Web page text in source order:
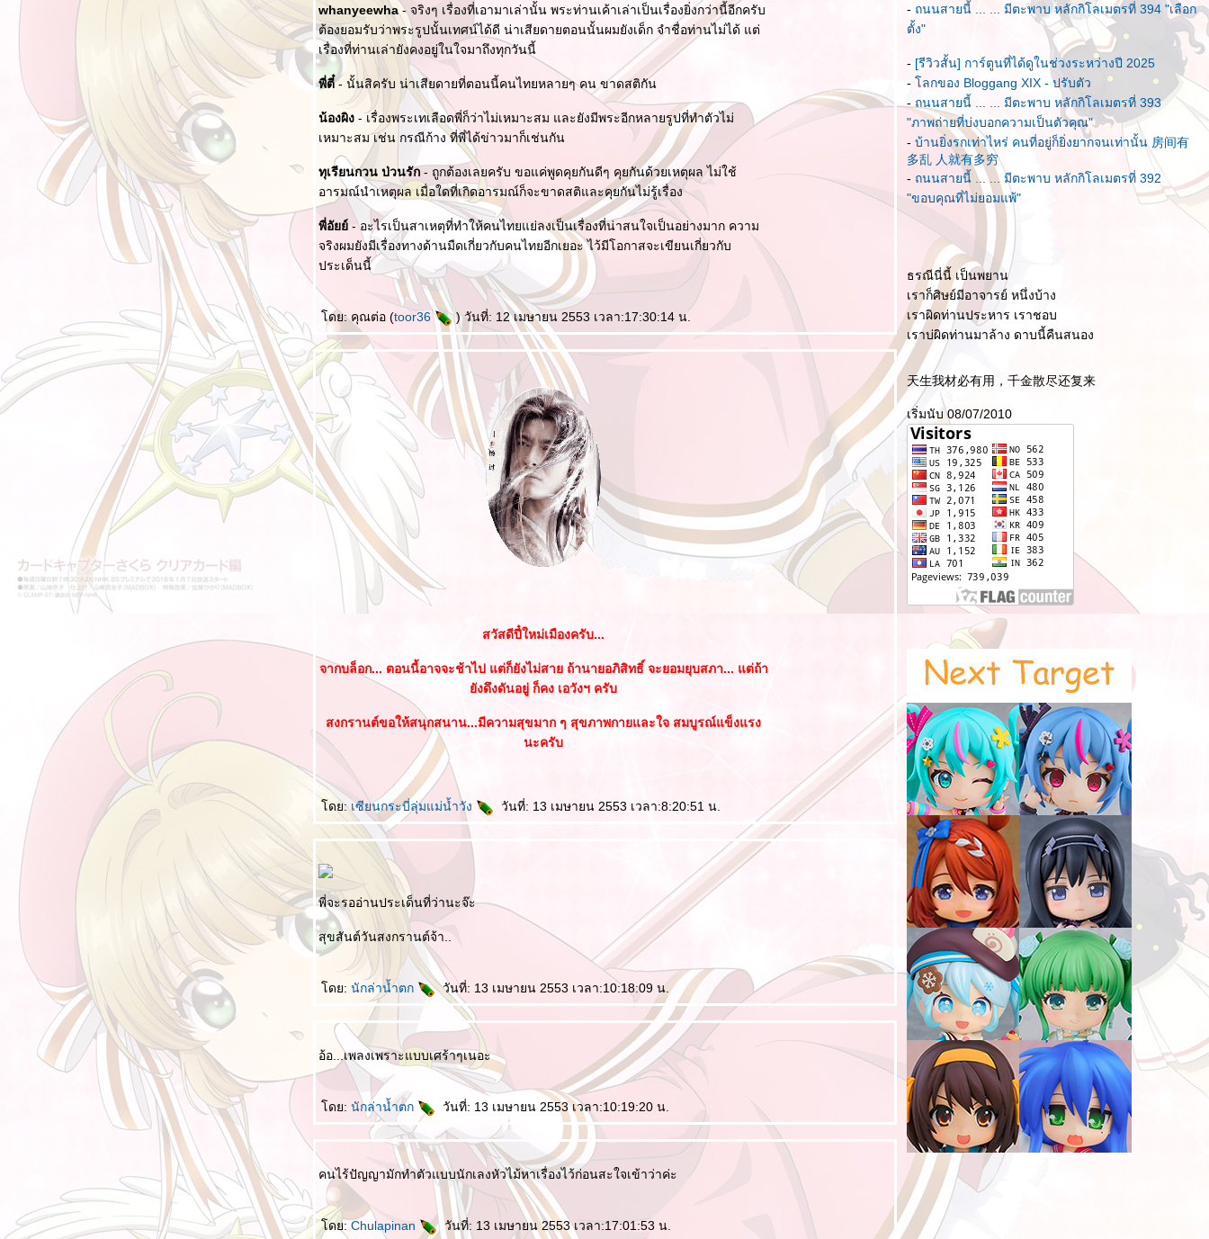
รวมมิตร ข้อคิด ธรรมะ หนังสือดี
4 อย่างที่ผ่านไปแล้ว ไม่สามารถเอากลับมาได้
พระราชดำรัสที่ชื่นชอบ
whanyeewha- จริงๆ เรื่องที่เอามาเล่านั้น พระท่านเค้าเล่าเป็นเรื่องยิ่งกว่านี้อีกครับ
ต้องยอมรับว่าพระรูปนั้นเทศน์ได้ดี น่าเสียดายตอนนั้นผมยังเด็ก จำชื่อท่านไม่ได้ แต่
เรื่องที่ท่านเล่ายังคงอยู่ในใจมาถึงทุกวันนี้
พี่ตี๋- นั้นสิครับ น่าเสียดายที่ตอนนี้คนไทยหลายๆ คน ขาดสติกัน
น้องผิง - เรื่องพระเทเลือดพี่ก็ว่าไม่เหมาะสม และยังมีพระอีกหลายรูปที่ทำตัวไม่
เหมาะสม เช่น กรณีก้าง ที่พี่ได้ข่าวมาก็เช่นกัน
ทุเรียนกวน ป่วนรัก - ถูกต้องเลยครับ ขอแค่พูดคุยกันดีๆ คุยกันด้วยเหตุผล ไม่ใช้
อารมณ์นำเหตุผล เมื่อใดที่เกิดอารมณ์ก็จะขาดสติและคุยกันไม่รู้เรื่อง
พี่อัยย์ - อะไรเป็นสาเหตุที่ทำให้คนไทยแย่ลงเป็นเรื่องที่น่าสนใจเป็นอย่างมาก ความ
จริงผมยังมีเรื่องทางด้านมืดเกี่ยวกับคนไทยอีกเยอะ ไว้มีโอกาสจะเขียนเกี่ยวกับ
ประเด็นนี้
ดย: คุณต่อ (toor36 ) วันที่: 12 เมษายน 2553 เวลา:17:30:14 น.
สวัสดีปี๋ใหม่เมืองครับ...
จากบล็อก... ตอนนี้อาจจะช้าไป แต่ก็ยังไม่สาย ถ้านายอภิสิทธิ์ จะยอมยุบสภา... แต่ถ้า
ังดึงดันอยู่ ก็คง เอวังฯ ครับ
สงกรานต์ขอให้สนุกสนาน...มีความสุขมาก ๆ สุขภาพกายและใจ สมบูรณ์แข็งแรง
นะครับ
ดย:เซียนกระบี่ลุ่มแม่น้ำวัง วันที่: 13 เมษายน 2553 เวลา:8:20:51 น.
พี่จะรออ่านประเด็นที่ว่านะจ๊ะ
สุขสันต์วันสงกรานต์จ้า..
ดย: นักล่าน้ำตก วันที่: 13 เมษายน 2553 เวลา:10:18:09 น.
อ้อ...เพลงเพราะแบบเศร้าๆเนอะ
ดย: นักล่าน้ำตก วันที่: 13 เมษายน 2553 เวลา:10:19:20 น.
คนไร้ปัญญามักทำตัวแบบนักเลงหัวไม้หาเรื่องไว้ก่อนสะใจเข้าว่าค่ะ
ดย: Chulapinan วันที่: 13 เมษายน 2553 เวลา:17:01:53 น.
- ถนนสายนี้ ... ... มีตะพาบ หลักกิโลเมตรที่ 394 "เลือก
ตั้ง"
- [รีวิวสั้น] การ์ตูนที่ได้ดูในช่วงระหว่างปี 2025
- ลกของ Bloggang XIX - ปรับตัว
- ถนนสายนี้ ... ... มีตะพาบ หลักกิโลเมตรที่ 393
"ภาพถ่ายที่บ่งบอกความเป็นตัวคุณ"
- บ้านยิ่งรกเท่าไหร่ คนที่อยู่ก็ยิ่งยากจนเท่านั้น 房间有
多乱 人就有多穷
- ถนนสายนี้ ... ... มีตะพาบ หลักกิโลเมตรที่ 392
"ขอบคุณที่ไม่ยอมแพ้"
ธรณีนี่นี้ เป็นพยาน
เราก็ศิษย์มีอาจารย์ หนึ่งบ้าง
เราผิดท่านประหาร เราชอบ
เราบ่ผิดท่านมาล้าง ดาบนี้คืนสนอง
天生我材必有用，千金散尽还复来
เริ่มนับ 08/07/2010